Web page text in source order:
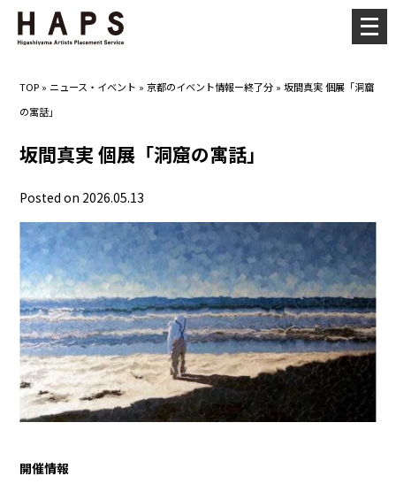
TOP » ニュース・イベント »京都のイベント情報ー終了分 »坂間真実 個展「洞窟
の寓話」
坂間真実 個展「洞窟の寓話」
Posted on 2026.05.13
開催情報
メ
ニ
ー